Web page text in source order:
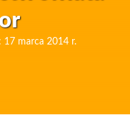
17 marca 2014 r.